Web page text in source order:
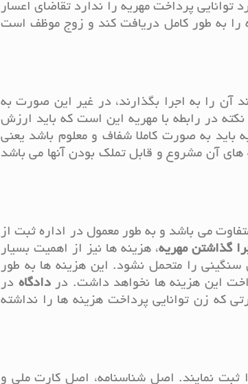
پرداخت مهریه را ندارد تقاضای اعسار
را به طور کامل دریافت کند و زوج موظف است
آن را به اجرا بگذارند، در غیر این صورت به
در رابطه با مهریه این است که باید ارزش
باید به صورت کاملا شفاف و معلوم باشد یعنی
های آن مشروع و قابل تملک بودن آنها می باشد
می باشد و به طور معمول در اداره ثبت از
گذاشتن مهریه، هزینه ها نیز از اهمیت بسیار
را متحمل نشود. این هزینه ها به طور
این هزینه ها نخواهد داشت. دردادگاه در
که زن توانایی پرداخت هزینه ها را نداشته
ثبت نمایند. اصل شناسنامه، اصل کارت ملی و